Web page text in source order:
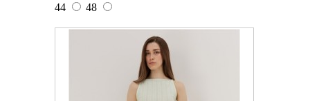
44
48